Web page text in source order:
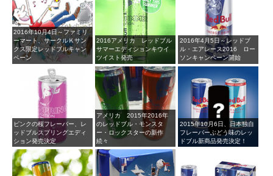
2016年10月4日～ファミリ
ーマート、サークルＫサン
クス限定レッドブルキャン
ペーン
2016アメリカ レッドブル
サマーエディションキウイ
ツイスト発売
2016年4月5日～レッドブ
ル・エアレース2016 ロー
ソンキャンペーン開始
ピンクの桜フレーバー、レ
ッドブルスプリングエディ
ション発売決定
アメリカ 2015年2016年
のレッドブル・モンスタ
ー・ロックスターの新作
続々
2015年10月6日、日本独自
フレーバーぶどう味のレッ
ドブル新商品発売決定！